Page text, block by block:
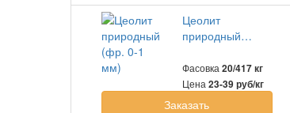
Цеолит
природный…
Фасовка20/417 кг
Цена23-39 руб/кг
Заказать